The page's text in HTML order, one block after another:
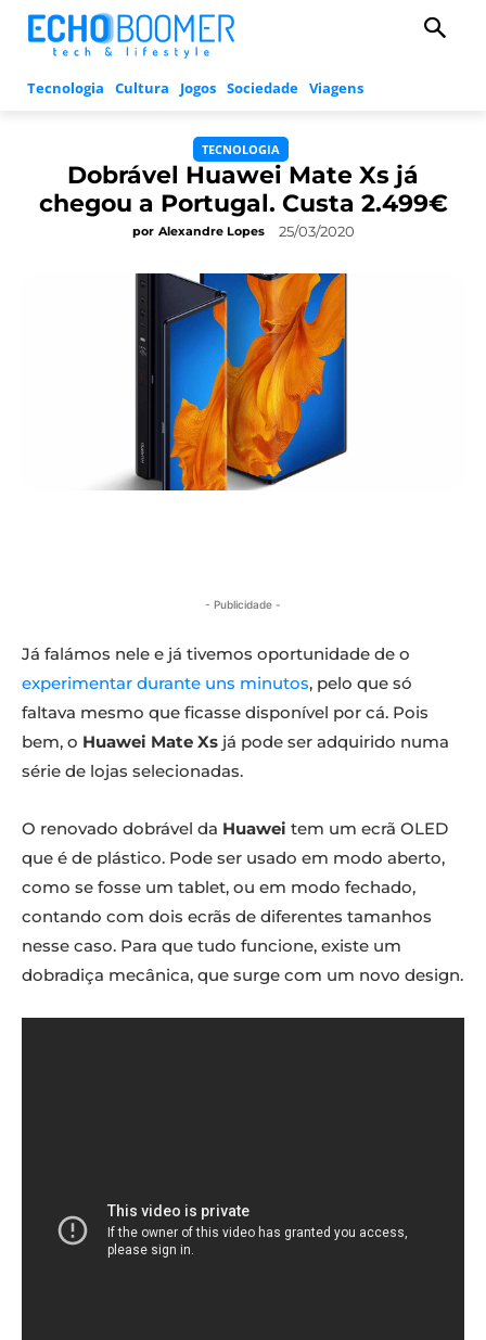
Tecnologia Cultura Jogos Sociedade Viagens
TECNOLOGIA
Dobrável Huawei Mate Xs já
chegou a Portugal. Custa 2.499€
por Alexandre Lopes 25/03/2020
- Publicidade -
Já falámos nele e já tivemos oportunidade de o
experimentar durante uns minutos, pelo que só
faltava mesmo que ficasse disponível por cá. Pois
bem, o Huawei Mate Xs já pode ser adquirido numa
série de lojas selecionadas.
O renovado dobrável da Huawei tem um ecrã OLED
que é de plástico. Pode ser usado em modo aberto,
como se fosse um tablet, ou em modo fechado,
contando com dois ecrãs de diferentes tamanhos
nesse caso. Para que tudo funcione, existe um
dobradiça mecânica, que surge com um novo design.